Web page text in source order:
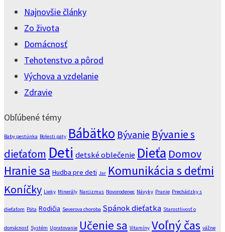
Najnovšie články
Zo života
Domácnosť
Tehotenstvo a pôrod
Výchova a vzdelanie
Zdravie
Obľúbené témy
Baby pestúnka Bolesti päty Bábätko Bývanie Bývanie s
dieťaťom Deti detské oblečenie Dieťa Domov
Hranie sa Hudba pre deti Jar Komunikácia s deťmi
Koníčky Lieky Minerály Narcizmus Novorodenec Návyky Pranie Prechádzky s
dieťaťom Päta Rodičia Severova choroba Spánok dieťatka Starostlivosť o
domácnosť Systém Upratovanie Učenie sa Vitamíny Voľný čas vážne